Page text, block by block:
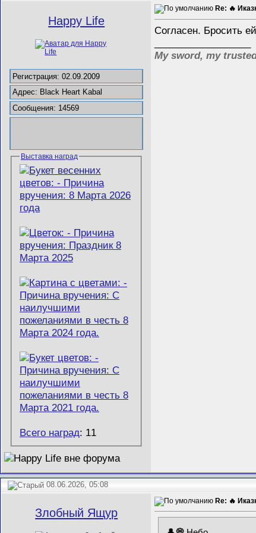
Happy Life
Регистрация: 02.09.2009
Адрес: Black Heart Kabal
Сообщения: 14569
Выставка наград
Всего наград: 11
Re: 🔥
Согласен. Бросить
My sword, my
08.06.2026, 05:08
Злобный Ящур
Re: 🔥